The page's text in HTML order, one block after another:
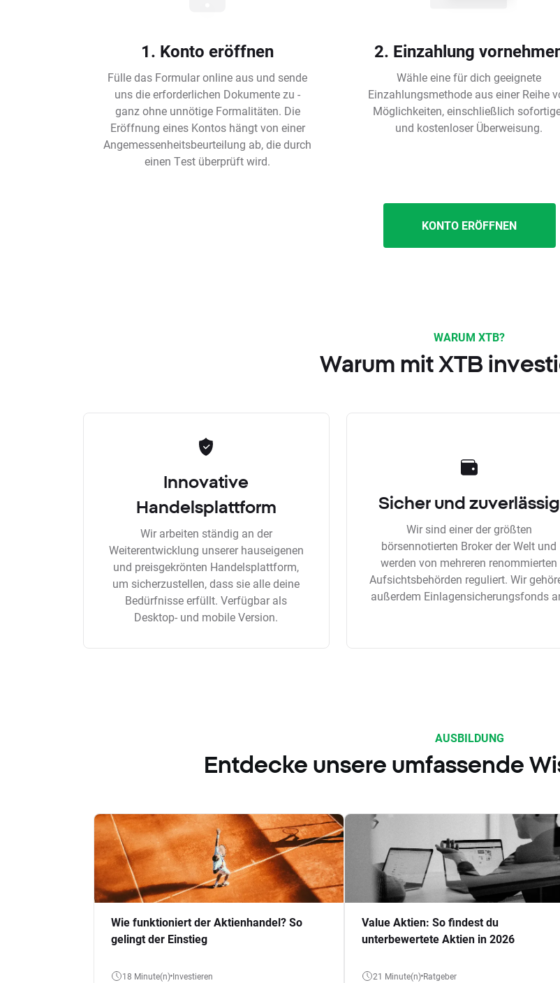
1. Konto eröffnen
Fülle das Formular online aus und sende
uns die erforderlichen Dokumente zu -
ganz ohne unnötige Formalitäten. Die
Eröffnung eines Kontos hängt von einer
Angemessenheitsbeurteilung ab, die durch
einen Test überprüft wird.
2. Einzahlung
Wähle eine für dich geeignete
Einzahlungsmethode aus einer Reihe
Möglichkeiten, einschließlich
und kostenloser Überweisung.
KONTO ERÖFFNEN
WARUM XTB?
Warum mit XTB
Innovative
Handelsplattform
Wir arbeiten ständig an der
Weiterentwicklung unserer hauseigenen
und preisgekrönten Handelsplattform,
um sicherzustellen, dass sie alle deine
Bedürfnisse erfüllt. Verfügbar als
Desktop- und mobile Version.
Sicher und zuverlässig
Wir sind einer der größten
börsennotierten Broker der Welt und
werden von mehreren renommierten
Aufsichtsbehörden reguliert. Wir
außerdem Einlagensicherungsfonds
AUSBILDUNG
Entdecke unsere umfassende
Wie funktioniert der Aktienhandel? So
gelingt der Einstieg
18 Minute(n) Investieren
Value Aktien: So findest du
unterbewertete Aktien in 2026
21 Minute(n) Ratgeber